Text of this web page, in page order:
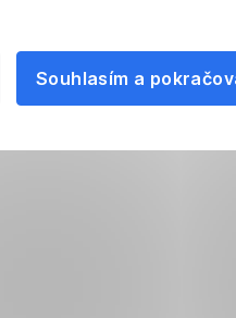
Souhlasím a